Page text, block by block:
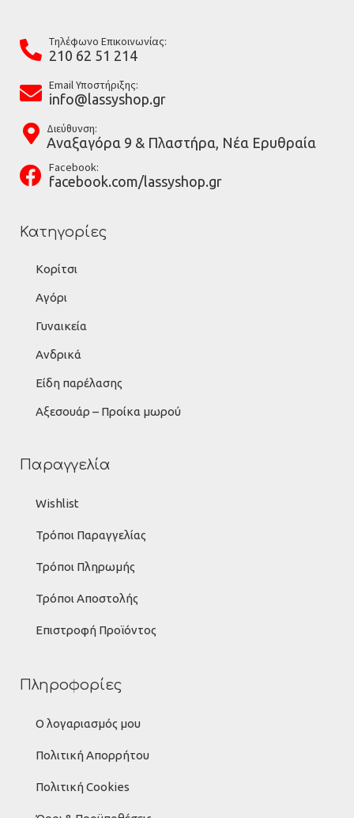
Tηλέφωνο Επικοινωνίας:
210 62 51 214
Email Υποστήριξης:
info@lassyshop.gr
Διεύθυνση:
Αναξαγόρα 9 & Πλαστήρα, Νέα Ερυθραία
Facebook:
facebook.com/lassyshop.gr
Κατηγορίες
Κορίτσι
Αγόρι
Γυναικεία
Ανδρικά
Είδη παρέλασης
Αξεσουάρ – Προίκα μωρού
Παραγγελία
Wishlist
Τρόποι Παραγγελίας
Τρόποι Πληρωμής
Τρόποι Αποστολής
Επιστροφή Προϊόντος
Πληροφορίες
Ο λογαριασμός μου
Πολιτική Απορρήτου
Πολιτική Cookies